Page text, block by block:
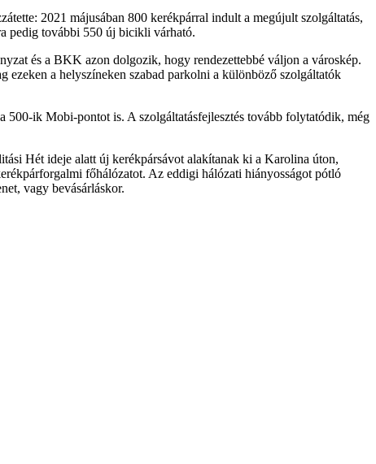
2021 májusában 800 kerékpárral indult a megújult szolgáltatás,
pedig további 550 új bicikli várható.
és a BKK azon dolgozik, hogy rendezettebbé váljon a városkép.
ezeken a helyszíneken szabad parkolni a különböző szolgáltatók
ik Mobi-pontot is. A szolgáltatásfejlesztés tovább folytatódik, még
Hét ideje alatt új kerékpársávot alakítanak ki a Karolina úton,
főhálózatot. Az eddigi hálózati hiányosságot pótló
vagy bevásárláskor.